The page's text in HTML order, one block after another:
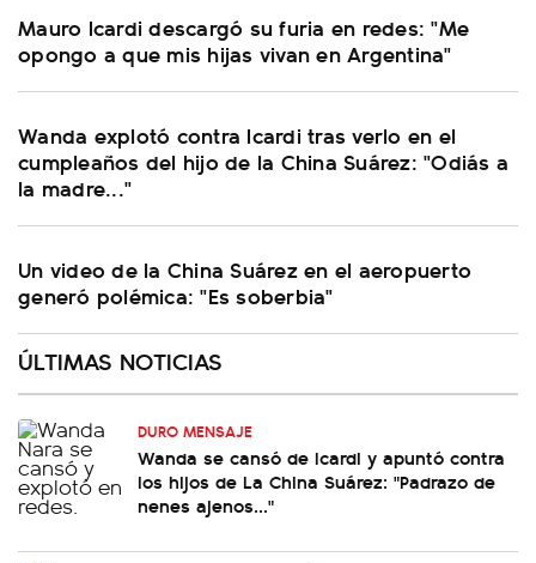
Mauro Icardi descargó su furia en redes: "Me
opongo a que mis hijas vivan en Argentina"
Wanda explotó contra Icardi tras verlo en el
cumpleaños del hijo de la China Suárez: "Odiás a
la madre..."
Un video de la China Suárez en el aeropuerto
generó polémica: "Es soberbia"
ÚLTIMAS NOTICIAS
DURO MENSAJE
Wanda se cansó de Icardi y apuntó contra
los hijos de La China Suárez: "Padrazo de
nenes ajenos..."